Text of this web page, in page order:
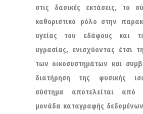
στις δασικές εκτάσεις, το
καθοριστικό ρόλο στην
υγείας του εδάφους και
υγρασίας, ενισχύοντας έτσι
των οικοσυστημάτων και
διατήρηση της φυσικής
σύστημα αποτελείται από
μονάδα καταγραφής